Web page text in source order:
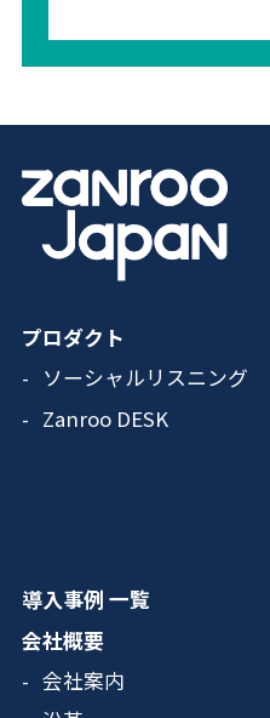
プロダクト
ソーシャルリスニング
Zanroo DESK
導入事例 一覧
会社概要
会社案内